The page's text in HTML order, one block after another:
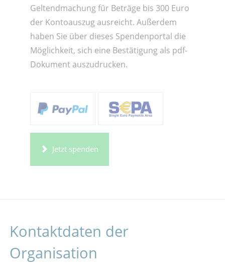
Geltendmachung für Beträge bis 300 Euro
der Kontoauszug ausreicht. Außerdem
haben Sie über dieses Spendenportal die
Möglichkeit, sich eine Bestätigung als pdf-
Dokument auszudrucken.
Jetzt spenden
Kontaktdaten der
Organisation